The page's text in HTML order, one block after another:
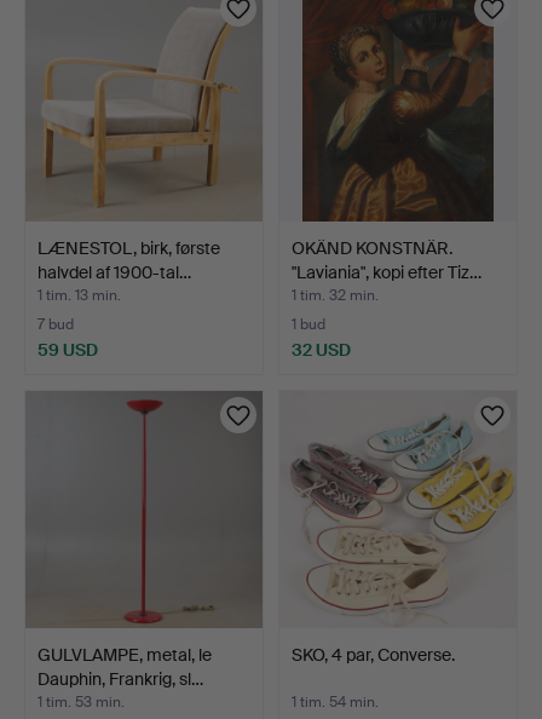
LÆNESTOL, birk, første
halvdel af 1900-tal…
1 tim. 13 min.
7 bud
59 USD
OKÄND KONSTNÄR.
"Laviania", kopi efter Tiz…
1 tim. 32 min.
1 bud
32 USD
GULVLAMPE, metal, le
Dauphin, Frankrig, sl…
1 tim. 53 min.
SKO, 4 par, Converse.
1 tim. 54 min.